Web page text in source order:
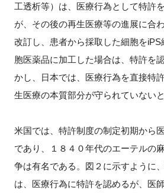
工透析等）は、医療行為として特許
が、その後の再生医療等の進展に合
改訂し、患者から採取した細胞を
胞医薬品に加工した場合は、特許を
かし、日本では、医療行為を直接特
生医療の本質部分が守られていない
米国では、特許制度の制定初期から
であり、１８４０年代のエーテルの
争は有名である。図２に示すように
は、医療行為に特許を認めるが、医